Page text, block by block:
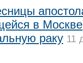
в
раку 11